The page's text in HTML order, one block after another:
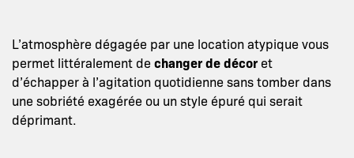
L’atmosphère dégagée par une location atypique vous
permet littéralement dechanger de décor et
d’échapper à l’agitation quotidienne sans tomber dans
une sobriété exagérée ou un style épuré qui serait
déprimant.